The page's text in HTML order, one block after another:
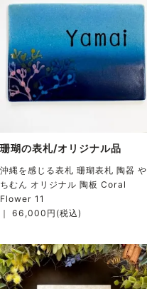
珊瑚の表札/オリジナル品
沖縄を感じる表札 珊瑚表札 陶器 や
ちむん オリジナル 陶板 Coral
Flower 11
｜ 66,000円(税込)